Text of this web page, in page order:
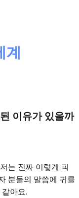
계
이유가 있을까
는 진짜 이렇게 피
분들의 말씀에 귀를
아요.